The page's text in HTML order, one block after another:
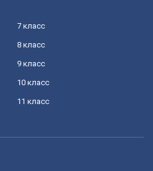
7 класс
8 класс
9 класс
10 класс
11 класс